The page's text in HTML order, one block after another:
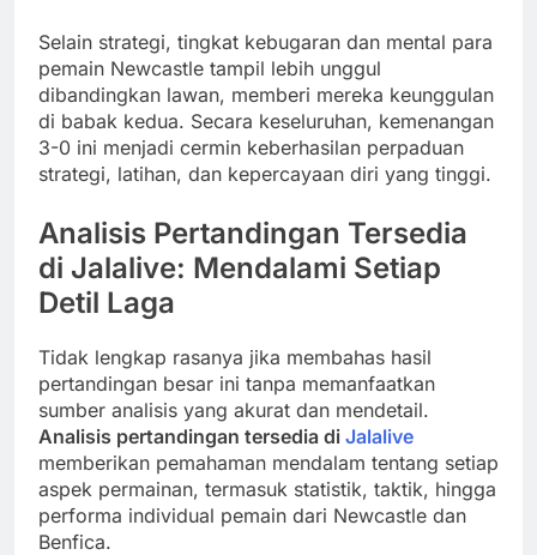
Selain strategi, tingkat kebugaran dan mental para
pemain Newcastle tampil lebih unggul
dibandingkan lawan, memberi mereka keunggulan
di babak kedua. Secara keseluruhan, kemenangan
3-0 ini menjadi cermin keberhasilan perpaduan
strategi, latihan, dan kepercayaan diri yang tinggi.
Analisis Pertandingan Tersedia
di Jalalive: Mendalami Setiap
Detil Laga
Tidak lengkap rasanya jika membahas hasil
pertandingan besar ini tanpa memanfaatkan
sumber analisis yang akurat dan mendetail.
Analisis pertandingan tersedia di Jalalive
memberikan pemahaman mendalam tentang setiap
aspek permainan, termasuk statistik, taktik, hingga
performa individual pemain dari Newcastle dan
Benfica.